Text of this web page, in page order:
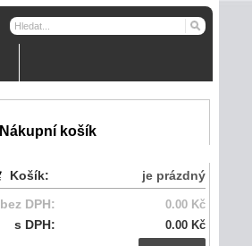
Nákupní košík
Košík:
je prázdný
bez DPH:
0.00 Kč
s DPH: 0.00 Kč